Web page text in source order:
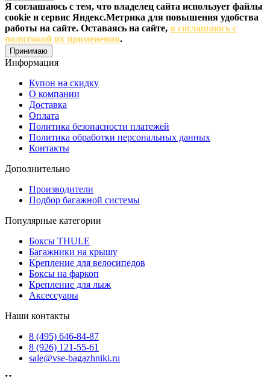
Я соглашаюсь с тем, что владелец сайта использует файлы
cookie и сервис Яндекс.Метрика для повышения удобства
работы на сайте. Оставаясь на сайте, я соглашаюсь с
политикой их применения.
Принимаю
Информация
Купон на скидку
О компании
Доставка
Оплата
Политика безопасности платежей
Политика обработки персональных данных
Контакты
Дополнительно
Производители
Подбор багажной системы
Популярные категории
Боксы THULE
Багажники на крышу
Крепление для велосипедов
Боксы на фаркоп
Крепление для лыж
Аксессуары
Наши контакты
8 (495) 646-84-87
8 (926) 121-55-61
sale@vse-bagazhniki.ru